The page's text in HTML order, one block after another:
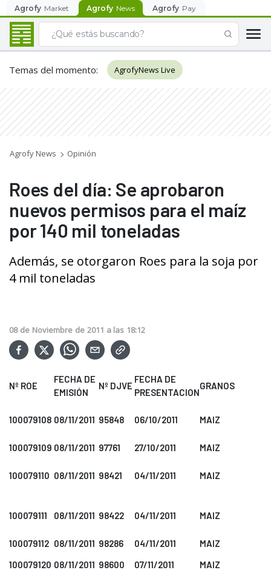
Agrofy Market Agrofy News Agrofy Pay
Temas del momento: AgrofyNews Live
Agrofy News Opinión
Roes del día: Se aprobaron
nuevos permisos para el maíz
por 140 mil toneladas
Además, se otorgaron Roes para la soja por
4 mil toneladas
08 de Noviembre de 2011 a las 18:12
Nº ROE
FECHA DE
EMISIÓN
Nº DJVE
FECHA DE
PRESENTACION
GRANOS
100079108 08/11/2011 95848 06/10/2011 MAIZ
100079109 08/11/2011 97761 27/10/2011 MAIZ
100079110 08/11/2011 98421 04/11/2011 MAIZ
100079111 08/11/2011 98422 04/11/2011 MAIZ
100079112 08/11/2011 98286 04/11/2011
MAIZ
100079120 08/11/2011 98600 07/11/2011 MAIZ